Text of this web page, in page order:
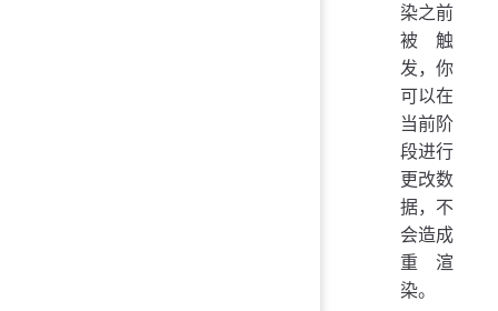
染之前
被触
发，你
可以在
当前阶
段进行
更改数
据，不
会造成
重渲
染。